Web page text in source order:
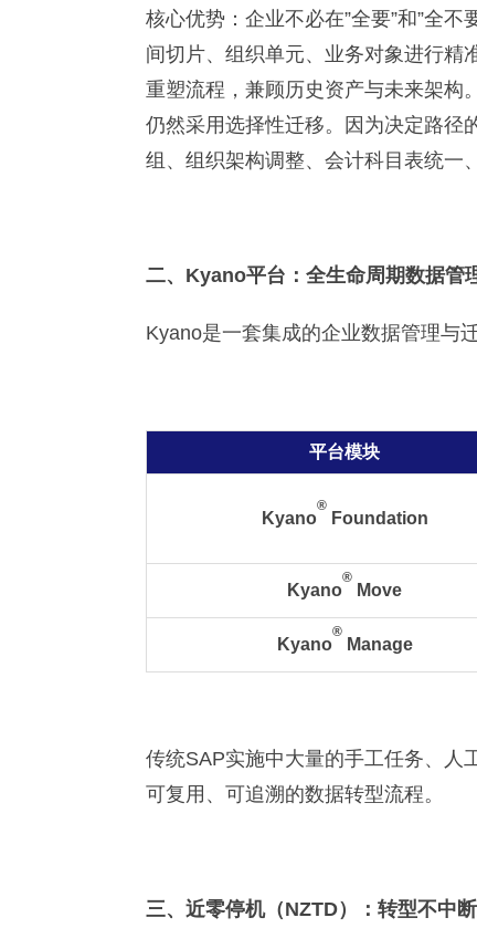
核心优势：企业不必在”全要”和”全
间切片、组织单元、业务对象进行精
重塑流程，兼顾历史资产与未来架构
仍然采用选择性迁移。因为决定路径
组、组织架构调整、会计科目表统一
二、Kyano平台：全生命周期数据管
Kyano是一套集成的企业数据管理与
平台模块
Kyano
®
Foundation
Kyano
®
Move
Kyano
®
Manage
传统SAP实施中大量的手工任务、人
可复用、可追溯的数据转型流程。
三、近零停机（NZTD）：转型不中